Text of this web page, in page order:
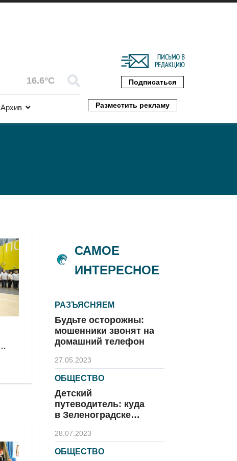
16.6°C Подписаться
Архив Разместить рекламу
САМОЕ
ИНТЕРЕСНОЕ
РАЗЪЯСНЯЕМ
Будьте осторожны:
мошенники звонят на
домашний телефон
27.05.2023
ОБЩЕСТВО
Детский
путеводитель: куда
в Зеленоградске
28.07.2023
ОБЩЕСТВО